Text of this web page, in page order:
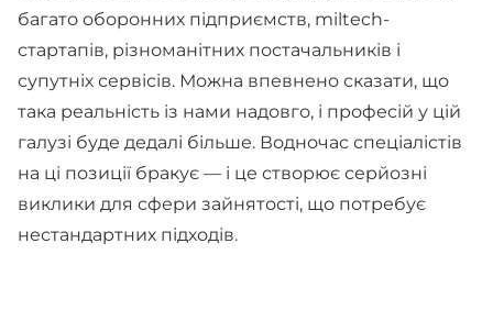
багато оборонних підприємств, miltech-
стартапів, різноманітних постачальників і
супутніх сервісів. Можна впевнено сказати, що
така реальність із нами надовго, і професій у цій
галузі буде дедалі більше. Водночас спеціалістів
на ці позиції бракує — і це створює серйозні
виклики для сфери зайнятості, що потребує
нестандартних підходів.